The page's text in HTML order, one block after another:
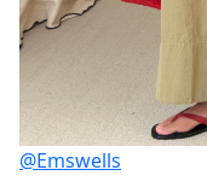
@Emswells